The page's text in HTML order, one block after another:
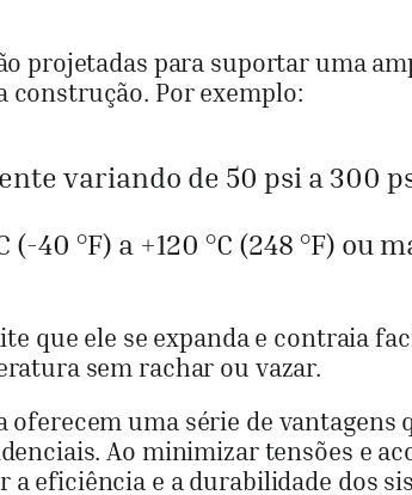
projetadas para suportar uma
construção. Por exemplo:
variando de 50 psi a 300
40 °F) a +120 °C (248 °F) ou
que ele se expanda e contraia
sem rachar ou vazar.
uma série de vantagens
Ao minimizar tensões e
eficiência e a durabilidade dos